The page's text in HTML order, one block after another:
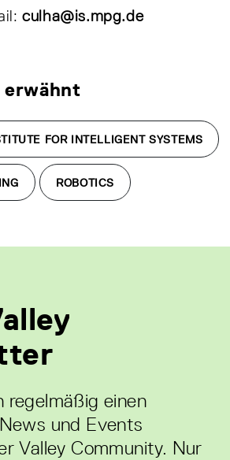
culha@is.mpg.de
erwähnt
FOR INTELLIGENT SYSTEMS
ROBOTICS
regelmäßig einen
und Events
Valley Community. Nur